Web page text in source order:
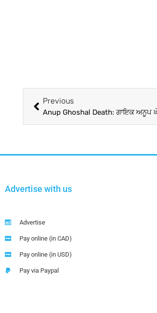
Previous
Advertise with us
Advertise
Pay online (in CAD)
Pay online (in USD)
Pay via Paypal